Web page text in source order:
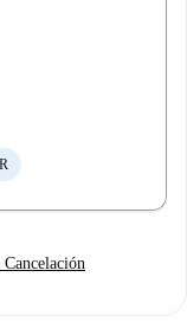
Cancelación